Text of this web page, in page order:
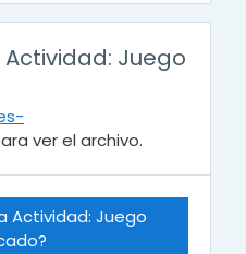
Juego
ver el archivo.
Actividad: Juego